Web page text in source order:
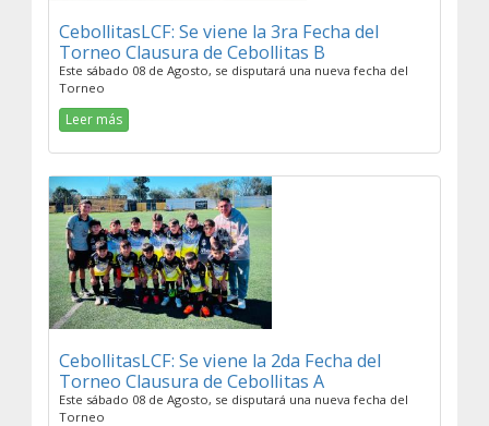
CebollitasLCF: Se viene la 3ra Fecha del
Torneo Clausura de Cebollitas B
Este sábado 08 de Agosto, se disputará una nueva fecha del
Torneo
Leer más
CebollitasLCF: Se viene la 2da Fecha del
Torneo Clausura de Cebollitas A
Este sábado 08 de Agosto, se disputará una nueva fecha del
Torneo